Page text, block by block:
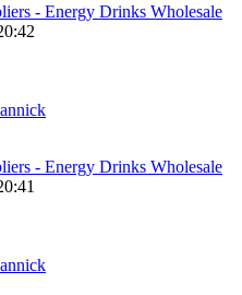
- Energy Drinks Wholesale
- Energy Drinks Wholesale